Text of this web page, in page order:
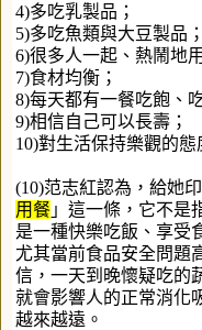
4)多吃乳製品；
5)多吃魚類與大豆製品；
6)很多人一起、熱鬧地
7)食材均衡；
8)每天都有一餐吃飽、
9)相信自己可以長壽；
10)對生活保持樂觀的態
(10)范志紅認為，給她
用餐 」這一條，它不是
是一種快樂吃飯、享受
尤其當前食品安全問題
信，一天到晚懷疑吃的
就會影響人的正常消化
越來越遠。